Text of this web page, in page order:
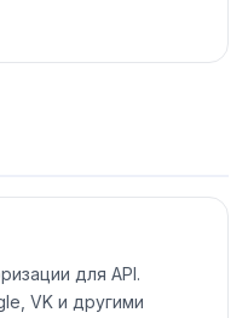
для API.
VK и другими